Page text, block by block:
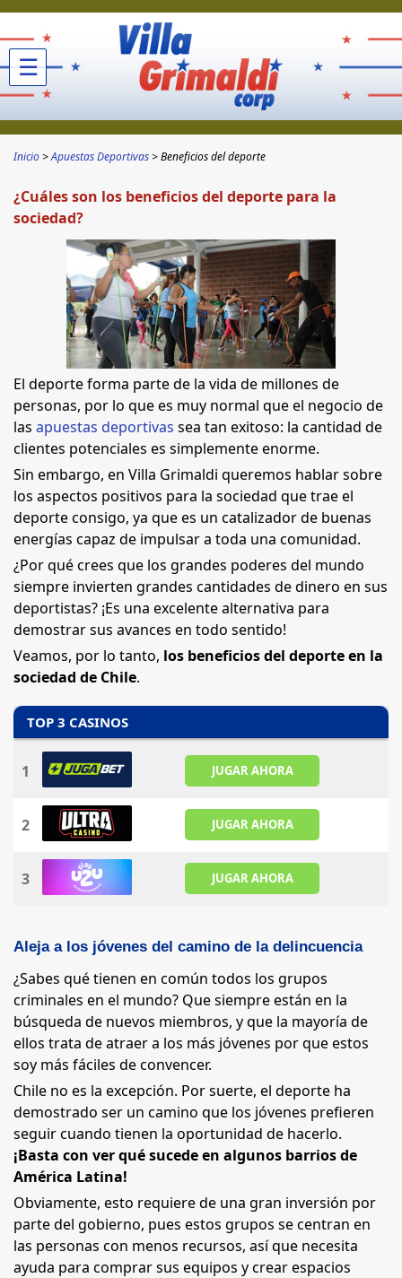
☰
Inicio Apuestas Deportivas Beneficios del deporte
¿Cuáles son los beneficios del deporte para la
sociedad?
El deporte forma parte de la vida de millones de
personas, por lo que es muy normal que el negocio de
las apuestas deportivas sea tan exitoso: la cantidad de
clientes potenciales es simplemente enorme.
Sin embargo, en Villa Grimaldi queremos hablar sobre
los aspectos positivos para la sociedad que trae el
deporte consigo, ya que es un catalizador de buenas
energías capaz de impulsar a toda una comunidad.
¿Por qué crees que los grandes poderes del mundo
siempre invierten grandes cantidades de dinero en sus
deportistas? ¡Es una excelente alternativa para
demostrar sus avances en todo sentido!
Veamos, por lo tanto, los beneficios del deporte en la
sociedad de Chile.
TOP 3 CASINOS
1 JUGAR AHORA
2 JUGAR AHORA
3 JUGAR AHORA
Aleja a los jóvenes del camino de la delincuencia
¿Sabes qué tienen en común todos los grupos
criminales en el mundo? Que siempre están en la
búsqueda de nuevos miembros, y que la mayoría de
ellos trata de atraer a los más jóvenes por que estos
soy más fáciles de convencer.
Chile no es la excepción. Por suerte, el deporte ha
demostrado ser un camino que los jóvenes prefieren
seguir cuando tienen la oportunidad de hacerlo.
¡Basta con ver qué sucede en algunos barrios de
América Latina!
Obviamente, esto requiere de una gran inversión por
parte del gobierno, pues estos grupos se centran en
las personas con menos recursos, así que necesita
ayuda para comprar sus equipos y crear espacios